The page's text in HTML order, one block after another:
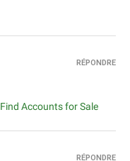
Find Accounts for Sale
RÉPONDRE
RÉPONDRE